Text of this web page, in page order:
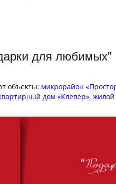
для любимых"
объекты: микрорайон
дом «Клевер», жилой